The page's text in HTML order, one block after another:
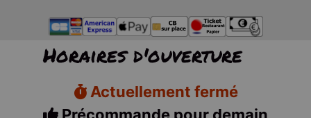
Horaires d'ouverture
Actuellement fermé